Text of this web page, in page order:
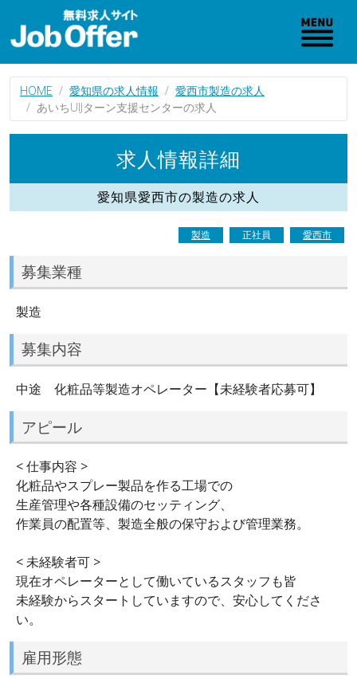
HOME 愛知県の求人情報
愛西市製造の求人
あいちUIJターン支援センターの求人
求人情報詳細
愛知県愛西市の製造の求人
製造 正社員 愛西市
募集業種
製造
募集内容
中途 化粧品等製造オペレーター【未経験者応募可】
アピール
< 仕事内容 >
化粧品やスプレー製品を作る工場での
生産管理や各種設備のセッティング、
作業員の配置等、製造全般の保守および管理業務。
< 未経験者可 >
現在オペレーターとして働いているスタッフも皆
未経験からスタートしていますので、安心してくださ
い。
雇用形態